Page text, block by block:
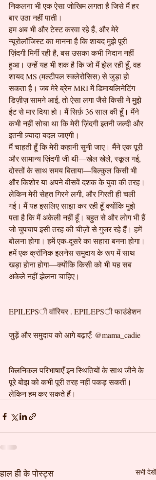
निकलना भी एक ऐसा जोखिम लगता है जिसे मैं हर
बार उठा नहीं पाती।
हम अब भी और टेस्ट करवा रहे हैं, और मेरे
न्यूरोलॉजिस्ट का मानना है कि शायद मुझे पूरी
ज़िंदगी मिर्गी रही है, बस उसका कभी निदान नहीं
हुआ। उन्हें यह भी शक है कि जो मैं झेल रही हूँ, वह
शायद MS (मल्टीपल स्क्लेरोसिस) से जुड़ा हो
सकता है। जब मेरे ब्रेन MRI में डिमायलिनेटिंग
डिज़ीज़ सामने आई, तो ऐसा लगा जैसे किसी ने मुझे
ईंट से मार दिया हो। मैं सिर्फ़ 36 साल की हूँ। मैंने
कभी नहीं सोचा था कि मेरी ज़िंदगी इतनी जल्दी और
इतनी ज़्यादा बदल जाएगी।
मैं चाहती हूँ कि मेरी कहानी सुनी जाए। मैंने एक पूरी
और सामान्य ज़िंदगी जी थी—खेल खेले, स्कूल गई,
दोस्तों के साथ समय बिताया—बिल्कुल किसी भी
और किशोर या अपने बीसवें दशक के युवा की तरह।
लेकिन मेरी सेहत गिरने लगी, और गिरती ही चली
गई। मैं यह इसलिए साझा कर रही हूँ क्योंकि मुझे
पता है कि मैं अकेली नहीं हूँ। बहुत से और लोग भी हैं
जो चुपचाप इसी तरह की चीज़ों से गुजर रहे हैं। हमें
बोलना होगा। हमें एक-दूसरे का सहारा बनना होगा।
हमें एक क्रॉनिक इलनेस समुदाय के रूप में साथ
खड़ा होना होगा—क्योंकि किसी को भी यह सब
अकेले नहीं झेलना चाहिए।
EPILEPSी वॉरियर . EPILEPSी फाउंडेशन
जुड़ें और समुदाय को आगे बढ़ाएँ: @mama_cadie
क्लिनिकल परिभाषाएँ इन स्थितियों के साथ जीने के
पूरे बोझ को कभी पूरी तरह नहीं पकड़ सकतीं।
लेकिन हम कर सकते हैं।
हाल ही के पोस्ट्स सभी देखें